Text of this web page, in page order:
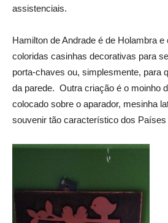
assistenciais.
Hamilton de Andrade é de Holambra
coloridas casinhas decorativas para
porta-chaves ou, simplesmente, para
da parede. Outra criação é o moinho
colocado sobre o aparador, mesinha
souvenir tão característico dos Países